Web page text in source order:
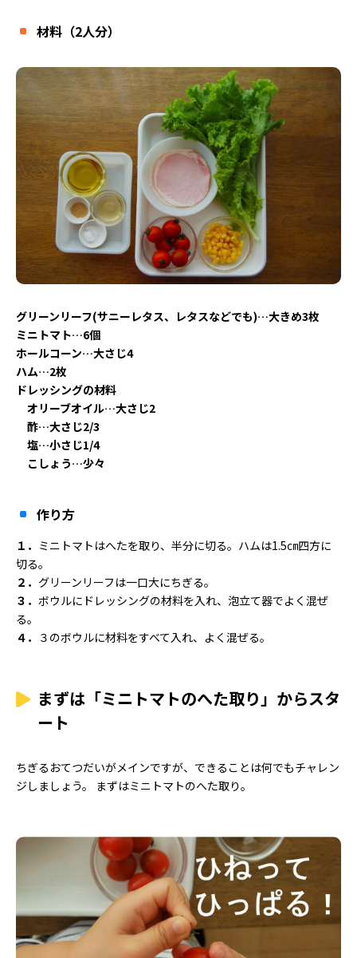
材料（2人分）
グリーンリーフ(サニーレタス、レタスなどでも)…大きめ3枚
ミニトマト…6個
ホールコーン…大さじ4
ハム…2枚
ドレッシングの材料
オリーブオイル…大さじ2
酢…大さじ2/3
塩…小さじ1/4
こしょう…少々
作り方
１． ミニトマトはへたを取り、半分に切る。ハムは1.5㎝四方に
切る。
２． グリーンリーフは一口大にちぎる。
３． ボウルにドレッシングの材料を入れ、泡立て器でよく混ぜ
る。
４． ３のボウルに材料をすべて入れ、よく混ぜる。
まずは「ミニトマトのへた取り」からスタ
ート
ちぎるおてつだいがメインですが、できることは何でもチャレン
ジしましょう。 まずはミニトマトのへた取り。